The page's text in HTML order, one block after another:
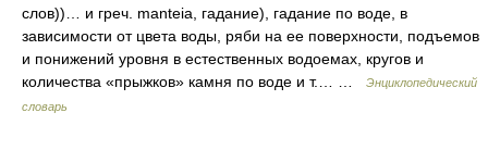
слов))… и греч. manteia, гадание), гадание по воде, в
зависимости от цвета воды, ряби на ее поверхности, подъемов
и понижений уровня в естественных водоемах, кругов и
количества «прыжков» камня по воде и т.… …
Энциклопедический
словарь